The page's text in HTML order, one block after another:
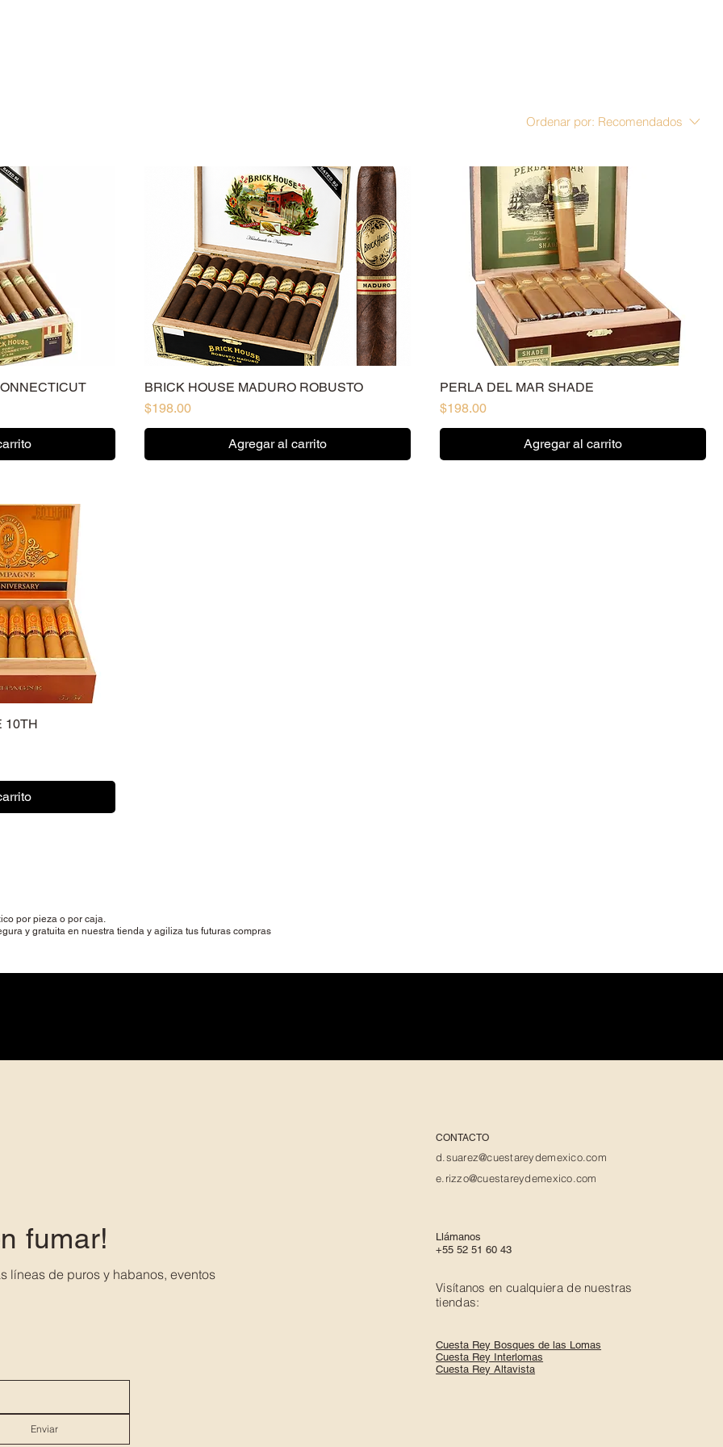
Ordenar por: Recomendados
BRICK HOUSE MADURO ROBUSTO
Precio
$198.00
Agregar al carrito
PERLA DEL MAR SHADE
Precio
$198.00
Agregar al carrito
10TH
por pieza o por caja.
y gratuita en nuestra tienda y agiliza tus futuras compras
fumar!
líneas de puros y habanos, eventos
Enviar
CONTACTO
d.suarez@cuestareydemexico.com
e.rizzo@cuestareydemexico.com
Llámanos
+55 52 51 60 43
Visítanos en cualquiera de nuestras
tiendas:
Cuesta Rey Bosques de las Lomas
Cuesta Rey Interlomas
Cuesta Rey Altavista